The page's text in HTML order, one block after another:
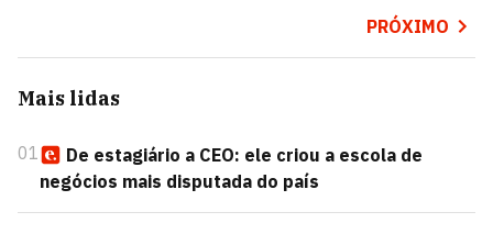
PRÓXIMO
Mais lidas
01
De estagiário a CEO: ele criou a escola de
negócios mais disputada do país